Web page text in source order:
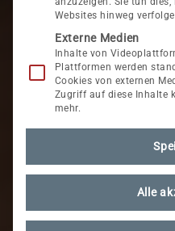
Websites hinweg
Externe Medien
Inhalte von
Plattformen werden
Cookies von externen
Zugriff auf diese Inhalte
mehr.
Alle